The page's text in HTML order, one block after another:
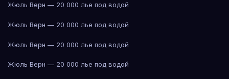
Жюль Верн — 20 000 лье под водой
Жюль Верн — 20 000 лье под водой
Жюль Верн — 20 000 лье под водой
Жюль Верн — 20 000 лье под водой